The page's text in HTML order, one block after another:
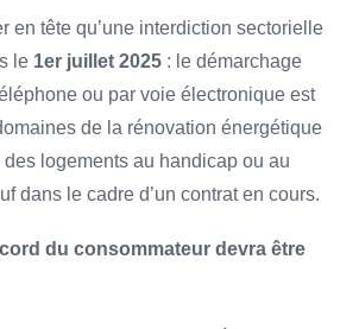
en tête qu’une interdiction sectorielle
le 1er juillet 2025 : le démarchage
ou par voie électronique est
de la rénovation énergétique
des logements au handicap ou au
dans le cadre d’un contrat en cours.
du consommateur devra être